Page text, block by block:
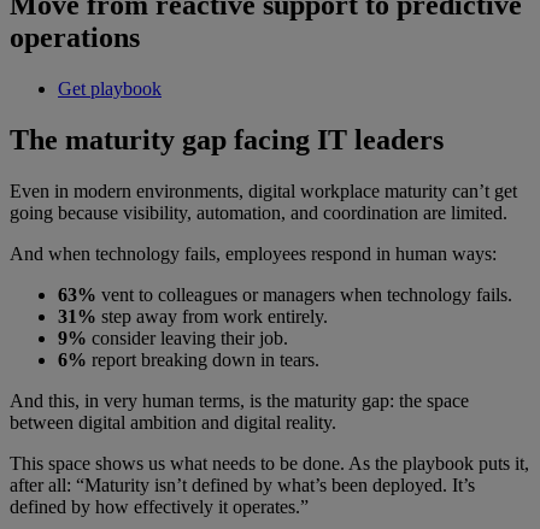
operations
Get playbook
The maturity gap facing IT leaders
Even in modern environments, digital workplace maturity can’t get
going because visibility, automation, and coordination are limited.
And when technology fails, employees respond in human ways:
63% vent to colleagues or managers when technology fails.
31% step away from work entirely.
9% consider leaving their job.
6% report breaking down in tears.
And this, in very human terms, is the maturity gap: the space
between digital ambition and digital reality.
This space shows us what needs to be done. As the playbook puts it,
after all: “Maturity isn’t defined by what’s been deployed. It’s
defined by how effectively it operates.”